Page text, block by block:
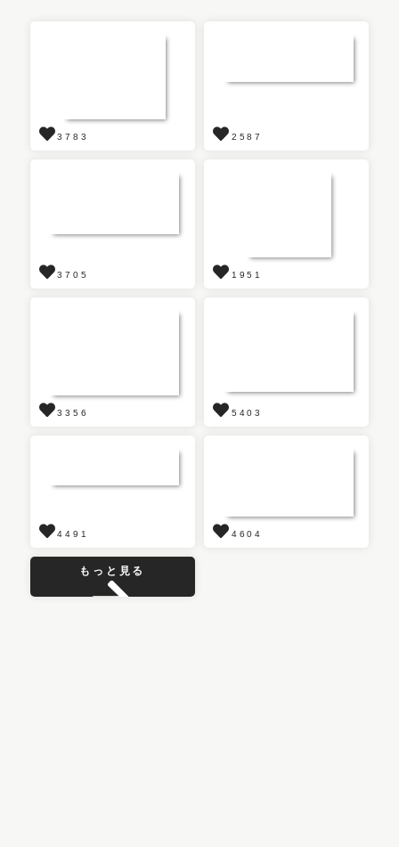
3783 2587
3705 1951
3356 5403
4491 4604
もっと見る